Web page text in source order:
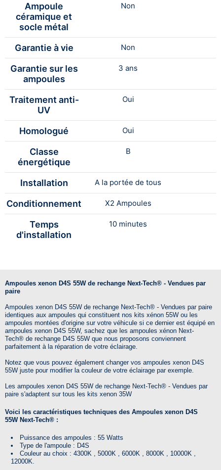
Ampoule
céramique et
socle métal
Non
Garantie à vie Non
Garantie sur les
ampoules
3 ans
Traitement anti-
UV
Oui
Homologué Oui
Classe
énergétique
B
Installation A la portée de tous
Conditionnement X2 Ampoules
Temps
d'installation
10 minutes
Ampoules xenon D4S 55W de rechange Next-Tech® - Vendues par
paire
Ampoules xenon D4S 55W de rechange Next-Tech® - Vendues par paire
identiques aux ampoules qui constituent nos kits xénon 55W ou les
ampoules montées d'origine sur votre véhicule si ce dernier est équipé en
ampoules xenon D4S 55W, sachez que les ampoules xénon Next-
Tech® de rechange D4S 55W que nous proposons conviennent
parfaitement à la réparation de votre éclairage.
Notez que vous pouvez également changer vos ampoules xenon D4S
55W juste pour modifier la couleur de votre éclairage par exemple.
Les ampoules xenon D4S 55W de rechange Next-Tech® - Vendues par
paire s'adaptent sur tous les kits xenon 35W
Voici les caractéristiques techniques des Ampoules xenon D4S
55W Next-Tech® :
Puissance des ampoules : 55 Watts
Type de l'ampoule : D4S
Couleur au choix : 4300K , 5000K , 6000K , 8000K , 10000K ,
12000K.